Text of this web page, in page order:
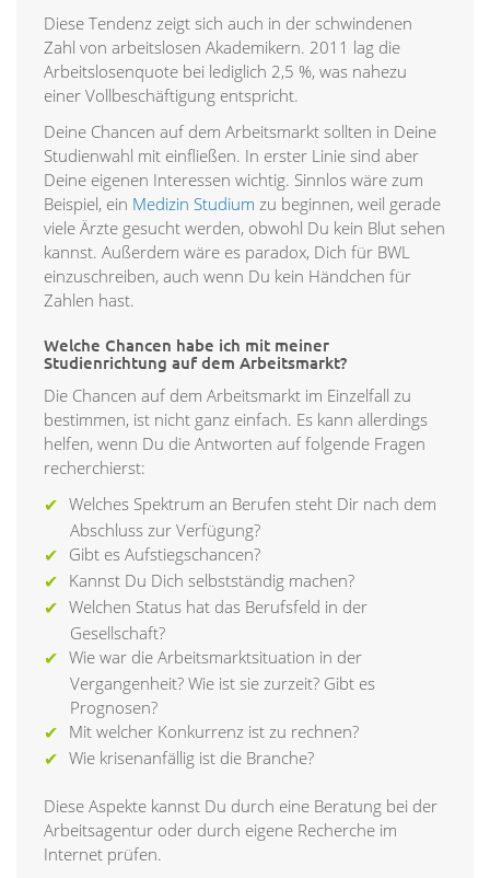
Diese Tendenz zeigt sich auch in der schwindenen
Zahl von arbeitslosen Akademikern. 2011 lag die
Arbeitslosenquote bei lediglich 2,5 %, was nahezu
einer Vollbeschäftigung entspricht.
Deine Chancen auf dem Arbeitsmarkt sollten in Deine
Studienwahl mit einfließen. In erster Linie sind aber
Deine eigenen Interessen wichtig. Sinnlos wäre zum
Beispiel, ein Medizin Studium zu beginnen, weil gerade
viele Ärzte gesucht werden, obwohl Du kein Blut sehen
kannst. Außerdem wäre es paradox, Dich für BWL
einzuschreiben, auch wenn Du kein Händchen für
Zahlen hast.
Welche Chancen habe ich mit meiner
Studienrichtung auf dem Arbeitsmarkt?
Die Chancen auf dem Arbeitsmarkt im Einzelfall zu
bestimmen, ist nicht ganz einfach. Es kann allerdings
helfen, wenn Du die Antworten auf folgende Fragen
recherchierst:
Welches Spektrum an Berufen steht Dir nach dem
Abschluss zur Verfügung?
Gibt es Aufstiegschancen?
Kannst Du Dich selbstständig machen?
Welchen Status hat das Berufsfeld in der
Gesellschaft?
Wie war die Arbeitsmarktsituation in der
Vergangenheit? Wie ist sie zurzeit? Gibt es
Prognosen?
Mit welcher Konkurrenz ist zu rechnen?
Wie krisenanfällig ist die Branche?
Diese Aspekte kannst Du durch eine Beratung bei der
Arbeitsagentur oder durch eigene Recherche im
Internet prüfen.